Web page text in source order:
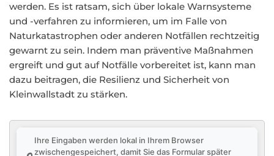
werden. Es ist ratsam, sich über lokale Warnsysteme
und -verfahren zu informieren, um im Falle von
Naturkatastrophen oder anderen Notfällen rechtzeitig
gewarnt zu sein. Indem man präventive Maßnahmen
ergreift und gut auf Notfälle vorbereitet ist, kann man
dazu beitragen, die Resilienz und Sicherheit von
Kleinwallstadt zu stärken.
Ihre Eingaben werden lokal in Ihrem Browser
zwischengespeichert, damit Sie das Formular später